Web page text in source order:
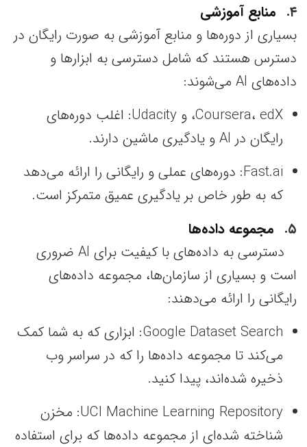
۴
منابع آموزشی
بسیاری از دوره‌ها و منابع آموزشی به صورت رایگان در
دسترس هستند که شامل دسترسی به ابزارها و
داده‌های AI می‌شوند:
Coursera، edX، و Udacity: اغلب دوره‌های
رایگان در AI و یادگیری ماشین دارند.
Fast.ai: دوره‌های عملی و رایگانی را ارائه می‌دهد
که به طور خاص بر یادگیری عمیق متمرکز است.
۵
مجموعه داده‌ها
دسترسی به داده‌های با کیفیت برای AI ضروری
است و بسیاری از سازمان‌ها، مجموعه داده‌های
رایگانی را ارائه می‌دهند:
Google Dataset Search: ابزاری که به شما کمک
می‌کند تا مجموعه داده‌ها را که در سراسر وب
ذخیره شده‌اند، پیدا کنید.
UCI Machine Learning Repository: مخزن
شناخته شده‌ای از مجموعه داده‌ها که برای استفاده